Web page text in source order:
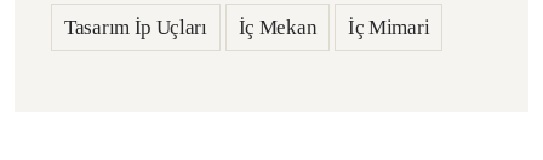
Tasarım İp Uçları İç Mekan İç Mimari